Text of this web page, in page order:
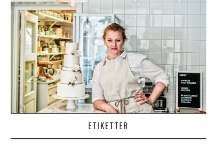
ETIKETTER